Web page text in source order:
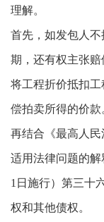
理解。
首先，如发包人
期，还有权主张
将工程折价抵扣
偿拍卖所得的价款
再结合《最高人
适用法律问题的解
1日施行）第三十
权和其他债权。